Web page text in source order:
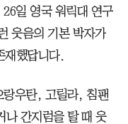
일 영국 워릭대 연구
웃음의 기본 박자가
재했답니다.
랑우탄, 고릴라, 침팬
나 간지럼을 탈 때 웃